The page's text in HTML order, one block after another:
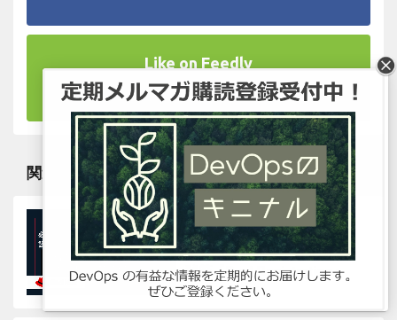
Like on Feedly
関連記事
【必見！認定リセラーパート
ナー向け】価格勝負を制する
秘策『Deal Registration』